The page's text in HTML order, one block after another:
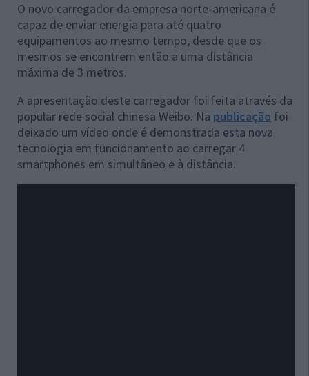
O novo carregador da empresa norte-americana é
capaz de enviar energia para até quatro
equipamentos ao mesmo tempo, desde que os
mesmos se encontrem então a uma distância
máxima de 3 metros.
A apresentação deste carregador foi feita através da
popular rede social chinesa Weibo. Na publicação foi
deixado um vídeo onde é demonstrada esta nova
tecnologia em funcionamento ao carregar 4
smartphones em simultâneo e à distância.